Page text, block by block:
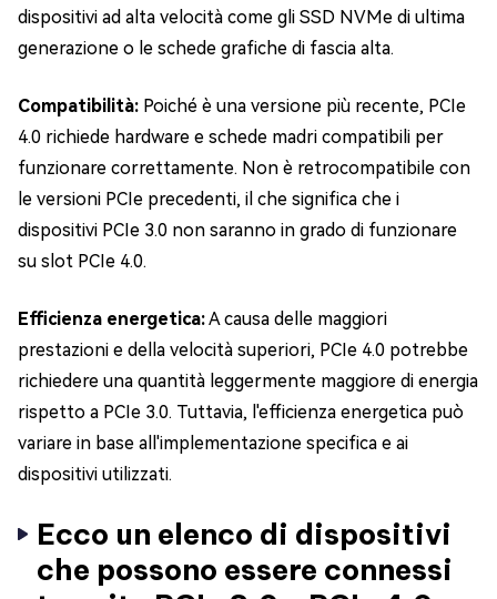
dispositivi ad alta velocità come gli SSD NVMe di ultima
generazione o le schede grafiche di fascia alta.
Compatibilità: Poiché è una versione più recente, PCIe
4.0 richiede hardware e schede madri compatibili per
funzionare correttamente. Non è retrocompatibile con
le versioni PCIe precedenti, il che significa che i
dispositivi PCIe 3.0 non saranno in grado di funzionare
su slot PCIe 4.0.
Efficienza energetica:A causa delle maggiori
prestazioni e della velocità superiori, PCIe 4.0 potrebbe
richiedere una quantità leggermente maggiore di energia
rispetto a PCIe 3.0. Tuttavia, l'efficienza energetica può
variare in base all'implementazione specifica e ai
dispositivi utilizzati.
Ecco un elenco di dispositivi
che possono essere connessi